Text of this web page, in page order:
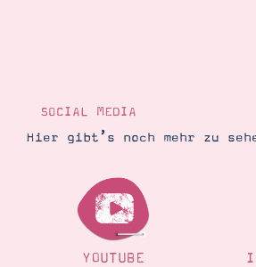
Gutscheine
Produkte erklärt
Über mich
SOCIAL MEDIA
Hier gibt’s noch mehr zu
YOUTUBE